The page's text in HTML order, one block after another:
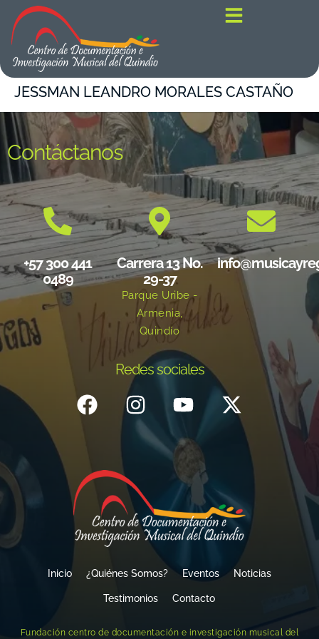
contenido
JESSMAN LEANDRO MORALES CASTAÑO
Contáctanos
+57 300 441
0489
Carrera 13 No.
29-37
Parque Uribe -
Armenia,
Quindío
Redes sociales
Inicio ¿Quiénes Somos? Eventos Noticias
Testimonios Contacto
Fundación centro de documentación e investigación musical del